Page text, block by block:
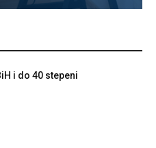
i do 40 stepeni